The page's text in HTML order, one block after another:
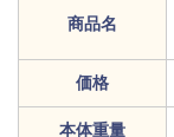
商品名
価格
本体重量